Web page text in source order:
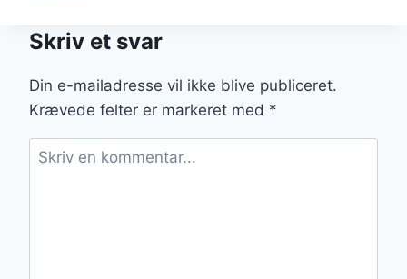
MED
FOR
ET
CREMET
ELEMENT
Skriv et svar
Din e-mailadresse vil ikke blive publiceret.
Krævede felter er markeret med *